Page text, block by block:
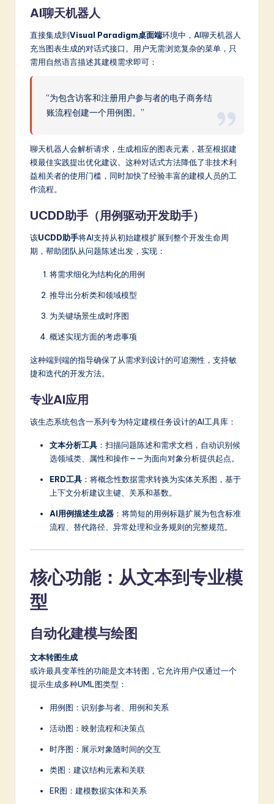
AI聊天机器人
直接集成到Visual Paradigm桌面端环境中，AI聊天机器人
充当图表生成的对话式接口。用户无需浏览复杂的菜单，只
需用自然语言描述其建模需求即可：
“为包含访客和注册用户参与者的电子商务结
账流程创建一个用例图。”
聊天机器人会解析请求，生成相应的图表元素，甚至根据建
模最佳实践提出优化建议。这种对话式方法降低了非技术利
益相关者的使用门槛，同时加快了经验丰富的建模人员的工
作流程。
UCDD助手（用例驱动开发助手）
该UCDD助手将AI支持从初始建模扩展到整个开发生命周
期，帮助团队从问题陈述出发，实现：
将需求细化为结构化的用例
推导出分析类和领域模型
为关键场景生成时序图
概述实现方面的考虑事项
这种端到端的指导确保了从需求到设计的可追溯性，支持敏
捷和迭代的开发方法。
专业AI应用
该生态系统包含一系列专为特定建模任务设计的AI工具库：
文本分析工具 ：扫描问题陈述和需求文档，自动识别候
选领域类、属性和操作——为面向对象分析提供起点。
ERD工具 ：将概念性数据需求转换为实体关系图，基于
上下文分析建议主键、关系和基数。
AI用例描述生成器 ：将简短的用例标题扩展为包含标准
流程、替代路径、异常处理和业务规则的完整规范。
核心功能：从文本到专业模
型
自动化建模与绘图
文本转图生成
或许最具变革性的功能是文本转图，它允许用户仅通过一个
提示生成多种UML图类型：
用例图：识别参与者、用例和关系
活动图：映射流程和决策点
时序图：展示对象随时间的交互
类图：建议结构元素和关联
ER图：建模数据实体和关系